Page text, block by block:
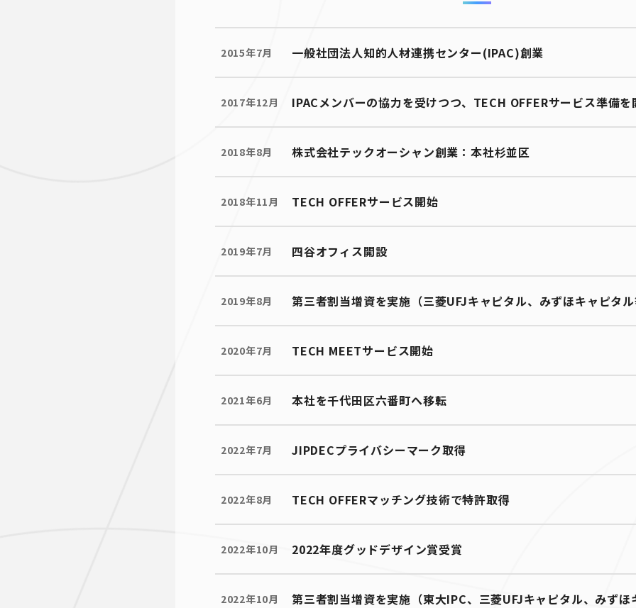
2015年7月 一般社団法人知的人材連携センター(IPAC)創業
2017年12月 IPACメンバーの協力を受けつつ、TECH OFFERサービス準備を
2018年8月 株式会社テックオーシャン創業：本社杉並区
2018年11月 TECH OFFERサービス開始
2019年7月 四谷オフィス開設
2019年8月 第三者割当増資を実施（三菱UFJキャピタル、みずほキャピタ
2020年7月 TECH MEETサービス開始
2021年6月 本社を千代田区六番町へ移転
2022年7月 JIPDECプライバシーマーク取得
2022年8月 TECH OFFERマッチング技術で特許取得
2022年10月 2022年度グッドデザイン賞受賞
2022年10月 第三者割当増資を実施（東大IPC、三菱UFJキャピタル、みず